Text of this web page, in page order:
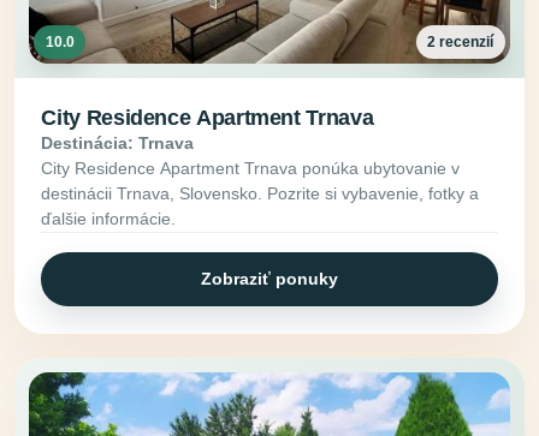
10.0 2 recenzií
City Residence Apartment Trnava
Destinácia: Trnava
City Residence Apartment Trnava ponúka ubytovanie v
destinácii Trnava, Slovensko. Pozrite si vybavenie, fotky a
ďalšie informácie.
Zobraziť ponuky